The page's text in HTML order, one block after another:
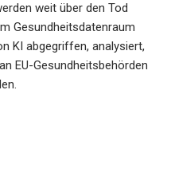
weit über den Tod
Gesundheitsdatenraum
KI abgegriffen, analysiert,
EU-Gesundheitsbehörden